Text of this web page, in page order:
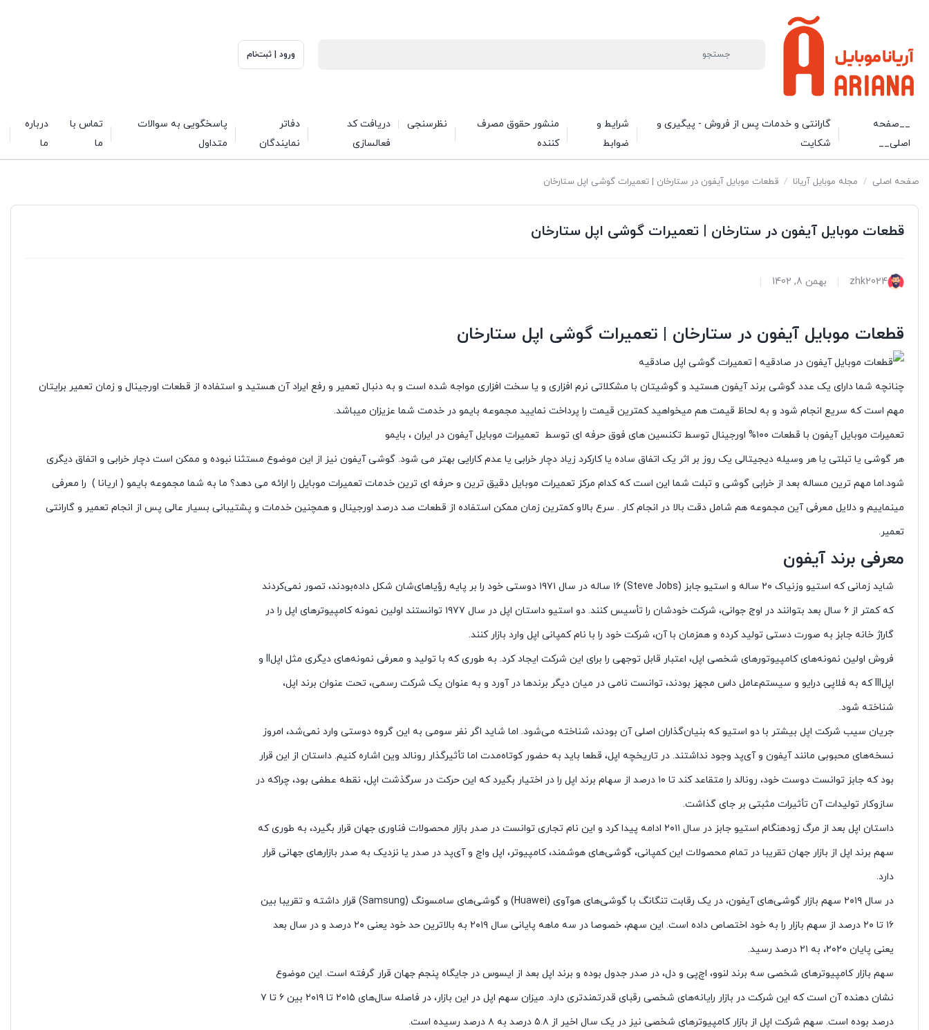
ورود | ثبت‌نام
__صفحه
اصلی__
گارانتی و خدمات پس از فروش - پیگیری و
شکایت
شرایط و
ضوابط
منشور حقوق مصرف
کننده
نظرسنجی
دریافت کد
فعالسازی
دفاتر
نمایندگان
پاسخگویی به سوالات
متداول
تماس با
ما
درباره
ما
صفحه اصلی / مجله موبایل آریانا / قطعات موبایل آیفون در ستارخان | تعمیرات گوشی اپل ستارخان
قطعات موبایل آیفون در ستارخان | تعمیرات گوشی اپل ستارخان
zhk2024 بهمن 8, 1402
قطعات موبایل آیفون در ستارخان | تعمیرات گوشی اپل ستارخان
چنانچه شما دارای یک عدد گوشی برند آیفون هستید و گوشیتان با مشکلاتی نرم افزاری و یا سخت افزاری مواجه شده است و به دنبال تعمیر و رفع ایراد آن هستید و استفاده از قطعات اورجینال و زمان تعمیر برایتان
مهم است که سریع انجام شود و به لحاظ قیمت هم میخواهید کمترین قیمت را پرداخت نمایید مجموعه بایمو در خدمت شما عزیزان میباشد.
تعمیرات موبایل آیفون با قطعات ۱۰۰% اورجینال توسط تکنسین های فوق حرفه ای توسط تعمیرات موبایل آیفون در ایران ، بایمو
هر گوشی یا تبلتی یا هر وسیله دیجیتالی یک روز بر اثر یک اتفاق ساده یا کارکرد زیاد دچار خرابی یا عدم کارایی بهتر می شود. گوشی آیفون نیز از این موضوع مستثنا نبوده و ممکن است دچار خرابی و اتفاق دیگری
شود.اما مهم ترین مساله بعد از خرابی گوشی و تبلت شما این است که کدام مرکز تعمیرات موبایل دقیق ترین و حرفه ای ترین خدمات تعمیرات موبایل را ارائه می دهد؟ ما به شما مجموعه بایمو ( اریانا ) را معرفی
مینماییم و دلایل معرفی آین مجموعه هم شامل دقت بالا در انجام کار . سرع بالاو کمترین زمان ممکن استفاده از قطعات صد درصد اورجینال و همچنین خدمات و پشتیبانی بسیار عالی پس از انجام تعمیر و گارانتی
تعمیر.
معرفی برند آیفون
شاید زمانی که استیو وزنیاک ۲۰ ساله و استیو جابز (Steve Jobs) ۱۶ ساله در سال ۱۹۷۱ دوستی خود را بر پایه رؤیاهای‌شان شکل داده‌بودند، تصور نمی‌کردند
که کمتر از ۶ سال بعد بتوانند در اوج جوانی، شرکت خودشان را تأسیس کنند. دو استیو داستان اپل در سال ۱۹۷۷ توانستند اولین نمونه کامپیوترهای اپل را در
گاراژ خانه جابز به صورت دستی تولید کرده و همزمان با آن، شرکت خود را با نام کمپانی اپل وارد بازار کنند.
فروش اولین نمونه‌های کامپیوتورهای شخصی اپل، اعتبار قابل توجهی را برای این شرکت ایجاد کرد. به طوری که با تولید و معرفی نمونه‌های دیگری مثل اپلII و
اپلIII که به فلاپی درایو و سیستم‌عامل داس مجهز بودند، توانست نامی در میان دیگر برندها در آورد و به عنوان یک شرکت رسمی، تحت عنوان برند اپل،
شناخته شود.
جریان سیب شرکت اپل بیشتر با دو استیو که بنیان‌گذاران اصلی آن بودند، شناخته می‌شود. اما شاید اگر نفر سومی به این گروه دوستی وارد نمی‌شد، امروز
نسخه‌های محبوبی مانند آیفون و آی‌پد وجود نداشتند. در تاریخچه اپل، قطعا باید به حضور کوتاه‌مدت اما تأثیرگذار رونالد وین اشاره کنیم. داستان از این قرار
بود که جابز توانست دوست خود، رونالد را متقاعد کند تا ۱۰ درصد از سهام برند اپل را در اختیار بگیرد که این حرکت در سرگذشت اپل، نقطه عطفی بود، چراکه در
سازوکار تولیدات آن تأثیرات مثبتی بر جای گذاشت.
داستان اپل بعد از مرگ زودهنگام استیو جابز در سال ۲۰۱۱ ادامه پیدا کرد و این نام تجاری توانست در صدر بازار محصولات فناوری جهان قرار بگیرد، به طوری که
سهم برند اپل از بازار جهان تقریبا در تمام محصولات این کمپانی، گوشی‌های هوشمند، کامپیوتر، اپل واچ و آی‌پد در صدر یا نزدیک به صدر بازارهای جهانی قرار
دارد.
در سال ۲۰۱۹ سهم بازار گوشی‌های‌ آیفون، در یک رقابت تنگانگ با گوشی‌های هوآوی (Huawei) و گوشی‌های سامسونگ (Samsung) قرار داشته و تقریبا بین
۱۶ تا ۲۰ درصد از سهم بازار را به خود اختصاص داده است. این سهم، خصوصا در سه ماهه پایانی سال ۲۰۱۹ به بالاترین حد خود یعنی ۲۰ درصد و در سال بعد
یعنی پایان ۲۰۲۰، به ۲۱ درصد رسید.
سهم بازار کامپیوترهای شخصی سه برند لنوو، اچ‌پی و دل، در صدر جدول بوده و برند اپل بعد از ایسوس در جایگاه پنجم جهان قرار گرفته است. این موضوع
نشان دهنده آن است که این شرکت در بازار رایانه‌های شخصی رقبای قدرتمندتری دارد. میزان سهم اپل در این بازار، در فاصله سال‌های ۲۰۱۵ تا ۲۰۱۹ بین ۶ تا ۷
درصد بوده است. سهم شرکت اپل از بازار کامپیوترهای شخصی نیز در یک سال اخیر از ۵.۸ درصد به ۸ درصد رسیده است.